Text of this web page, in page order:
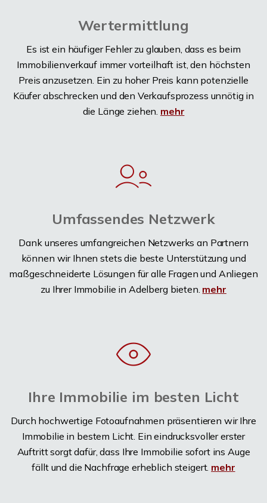
Wertermittlung
Es ist ein häufiger Fehler zu glauben, dass es beim
Immobilienverkauf immer vorteilhaft ist, den höchsten
Preis anzusetzen. Ein zu hoher Preis kann potenzielle
Käufer abschrecken und den Verkaufsprozess unnötig in
die Länge ziehen. mehr
Umfassendes Netzwerk
Dank unseres umfangreichen Netzwerks an Partnern
können wir Ihnen stets die beste Unterstützung und
maßgeschneiderte Lösungen für alle Fragen und Anliegen
zu Ihrer Immobilie in Adelberg bieten. mehr
Ihre Immobilie im besten Licht
Durch hochwertige Fotoaufnahmen präsentieren wir Ihre
Immobilie in bestem Licht. Ein eindrucksvoller erster
Auftritt sorgt dafür, dass Ihre Immobilie sofort ins Auge
fällt und die Nachfrage erheblich steigert. mehr